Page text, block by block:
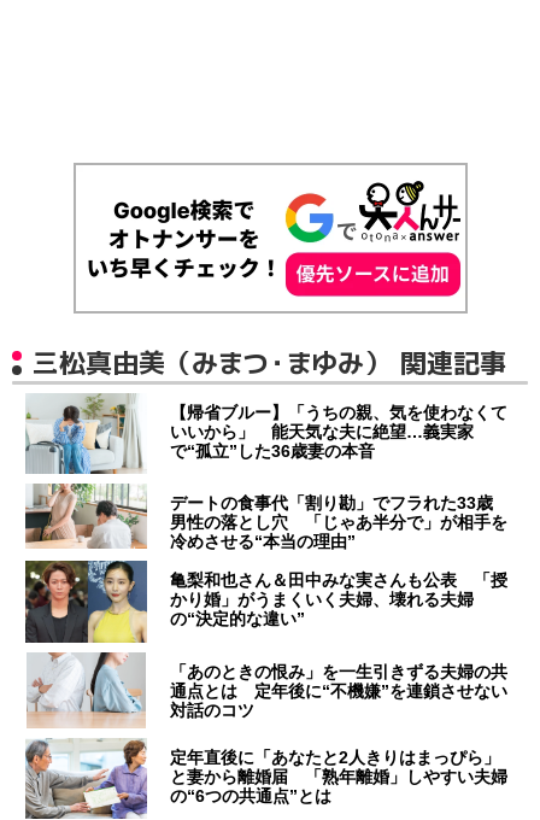
三松真由美（みまつ・まゆみ） 関連記事
【帰省ブルー】「うちの親、気を使わなくて
いいから」 能天気な夫に絶望…義実家
で“孤立”した36歳妻の本音
デートの食事代「割り勘」でフラれた33歳
男性の落とし穴 「じゃあ半分で」が相手を
冷めさせる“本当の理由”
亀梨和也さん＆田中みな実さんも公表 「授
かり婚」がうまくいく夫婦、壊れる夫婦
の“決定的な違い”
「あのときの恨み」を一生引きずる夫婦の共
通点とは 定年後に“不機嫌”を連鎖させない
対話のコツ
定年直後に「あなたと2人きりはまっぴら」
と妻から離婚届 「熟年離婚」しやすい夫婦
の“6つの共通点”とは